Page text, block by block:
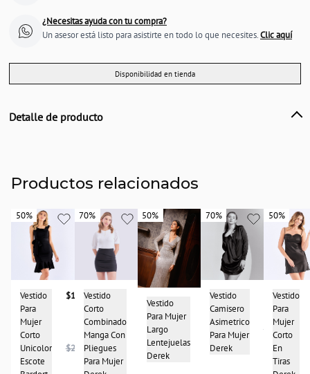
¿Necesitas ayuda con tu compra?
Un asesor está listo para asistirte en todo lo que necesites.Clic aquí
Disponibilidad en tienda
Detalle de producto
País de origen:
Importador:
BAGUER
Cuidado y Lavado
DELICADO LAVAR A MANO CUIDADOSAMENTE CON AGUA FRIA, NO SECAR
EN MAQUINA, NO RETORCER
Composición:
96%poliester-4%spandex
Productos relacionados
50%
50%
Vestido
Para
Mujer
Corto
Unicolor
Escote
$138.950
$277.950
70%
70%
Vestido
Corto
Combinado
Manga Con
Pliegues
Para Mujer
$157.950
50%
50%
Vestido
Para Mujer
Largo
Lentejuelas
Derek
$248.975
$497.950
70%
70%
Vestido
Camisero
Asimetrico
Para Mujer
Derek
$41.950
$139.950
50%
50%
Vestido
Para
Mujer
Corto
En
Tiras